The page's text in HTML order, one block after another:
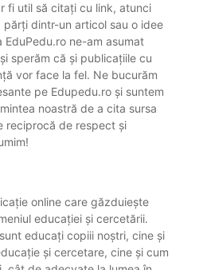
fi util să citați cu link, atunci
dintr-un articol sau o idee
ne-am asumat
sperăm că și publicațiile cu
vor face la fel. Ne bucurăm
pe Edupedu.ro și suntem
noastră de a cita sursa
reciprocă de respect și
online care găzduiește
educației și cercetării.
educați copiii noștri, cine și
și cercetare, cine și cum